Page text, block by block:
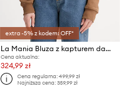
extra -5% z kodem: OFF*
La Mania Bluza z kapturem damska z bawełną LIO
Cena aktualna:
324,99 zł
Cena regularna:499,99 zł
Najniższa cena:359,99 zł